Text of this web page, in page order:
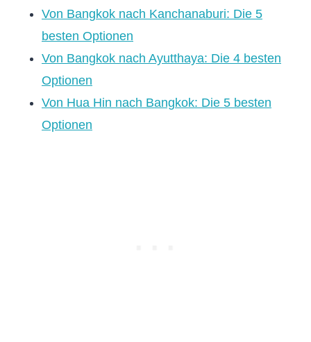
Von Bangkok nach Kanchanaburi: Die 5
besten Optionen
Von Bangkok nach Ayutthaya: Die 4 besten
Optionen
Von Hua Hin nach Bangkok: Die 5 besten
Optionen